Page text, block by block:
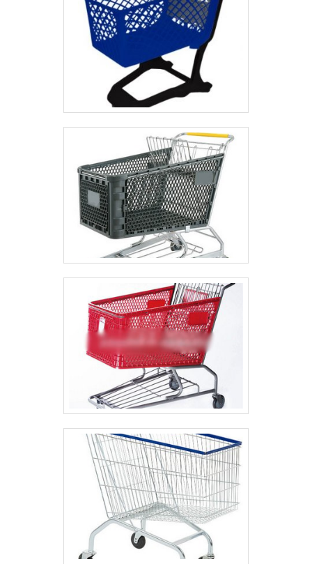
qualidade onde são realizadas as atividades e
equipamentos de última geração. Tudo isso, unido a
um time de colaboradores proativos e profissionais
com vasta experiência na área de atuação,
comprova sua essência de trazer o melhor para
todos os clientes. .